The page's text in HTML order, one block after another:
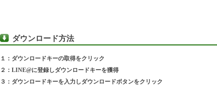
ダウンロード方法
１：ダウンロードキーの取得をクリック
２：LINE@に登録しダウンロードキーを獲得
３：ダウンロードキーを入力しダウンロードボタンをクリック